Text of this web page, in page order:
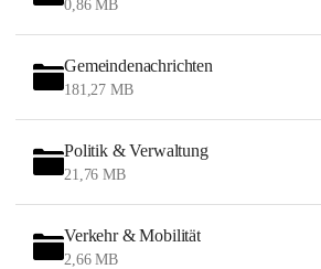
0,86 MB
Gemeindenachrichten
181,27 MB
Politik & Verwaltung
21,76 MB
Verkehr & Mobilität
2,66 MB